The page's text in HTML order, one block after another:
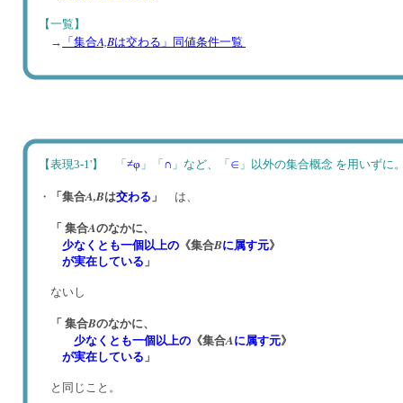
【一覧】
→ 「集合A,Bは交わる」同値条件一覧
【表現3-1'】 「≠φ 」「∩ 」など、「∈ 」以外の集合概念 を用い
・ 「集合A,Bは交わる 」 は、
「 集合Aのなかに、
少なくとも一個以上の 《集合Bに属す元》
が実在している 」
ないし
「 集合Bのなかに、
少なくとも一個以上の 《集合Aに属す元》
が実在している 」
と同じこと。